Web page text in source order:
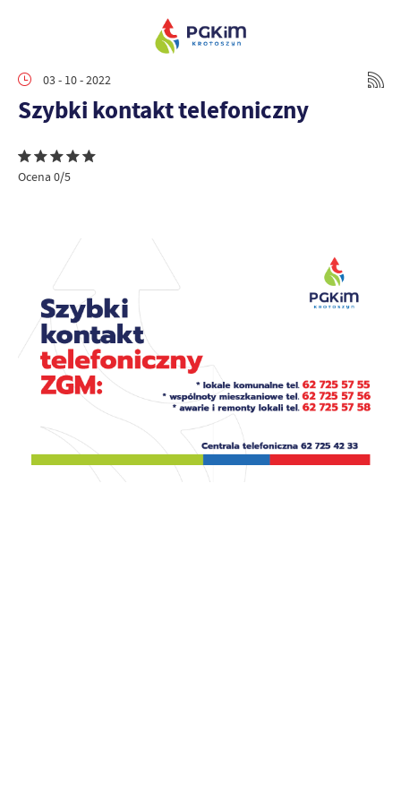
03 - 10 - 2022
Szybki kontakt telefoniczny
Ocena 0/5